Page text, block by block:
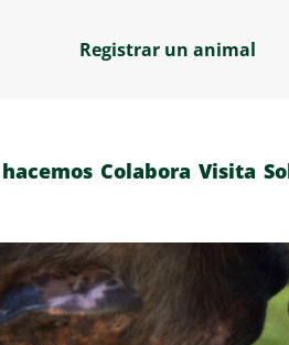
Registrar un animal
Colabora Visita